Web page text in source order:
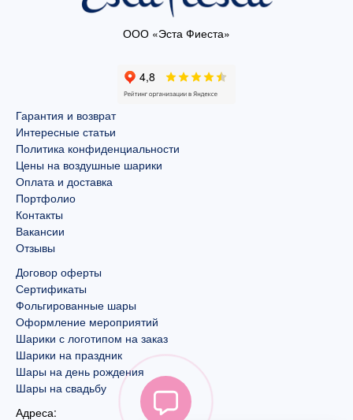
ООО «Эста Фиеста»
Гарантия и возврат
Интересные статьи
Политика конфиденциальности
Цены на воздушные шарики
Оплата и доставка
Портфолио
Контакты
Вакансии
Отзывы
Договор оферты
Сертификаты
Фольгированные шары
Оформление мероприятий
Шарики с логотипом на заказ
Шарики на праздник
Шары на день рождения
Шары на свадьбу
Адреса: